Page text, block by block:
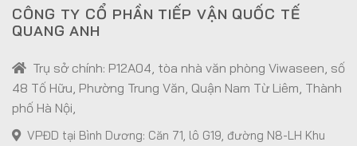
CÔNG TY CỔ PHẦN TIẾP VẬN QUỐC TẾ
QUANG ANH
Trụ sở chính: P12A04, tòa nhà văn phòng Viwaseen, số
48 Tố Hữu, Phường Trung Văn, Quận Nam Từ Liêm, Thành
phố Hà Nội,
VPĐD tại Bình Dương: Căn 71, lô G19, đường N8-LH Khu